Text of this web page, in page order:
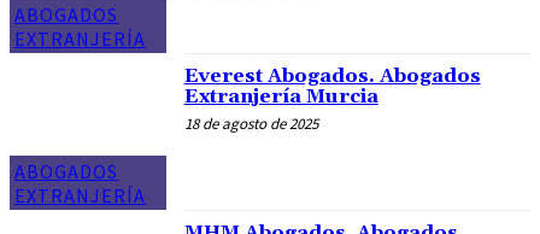
ABOGADOS
EXTRANJERÍA
ABOGADOS
EXTRANJERÍA
Everest Abogados. Abogados
Extranjería Murcia
18 de agosto de 2025